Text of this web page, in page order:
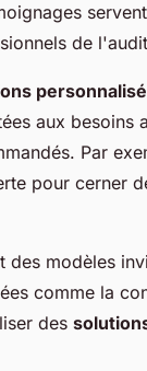
de
aux besoins
Par
pour cerner
modèles
comme la
des